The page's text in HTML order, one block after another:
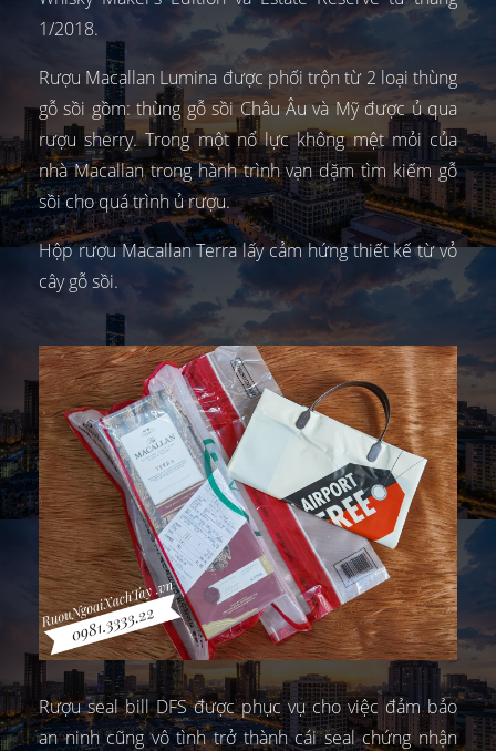
1/2018.
Rượu Macallan Lumina được phối trộn từ 2 loại thùng
gỗ sồi gồm: thùng gỗ sồi Châu Âu và Mỹ được ủ qua
rượu sherry. Trong một nổ lực không mệt mỏi của
nhà Macallan trong hành trình vạn dặm tìm kiếm gỗ
sồi cho quá trình ủ rượu.
Hộp rượu Macallan Terra lấy cảm hứng thiết kế từ vỏ
cây gỗ sồi.
Rượu seal bill DFS được phục vụ cho việc đảm bảo
an ninh cũng vô tình trở thành cái seal chứng nhận